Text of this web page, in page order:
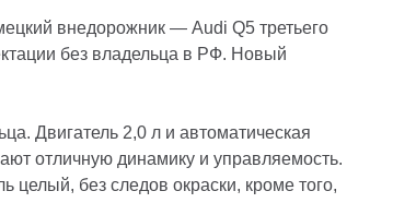
внедорожник — Audi Q5 третьего
без владельца в РФ. Новый
Двигатель 2,0 л и автоматическая
отличную динамику и управляемость.
без следов окраски, кроме того,